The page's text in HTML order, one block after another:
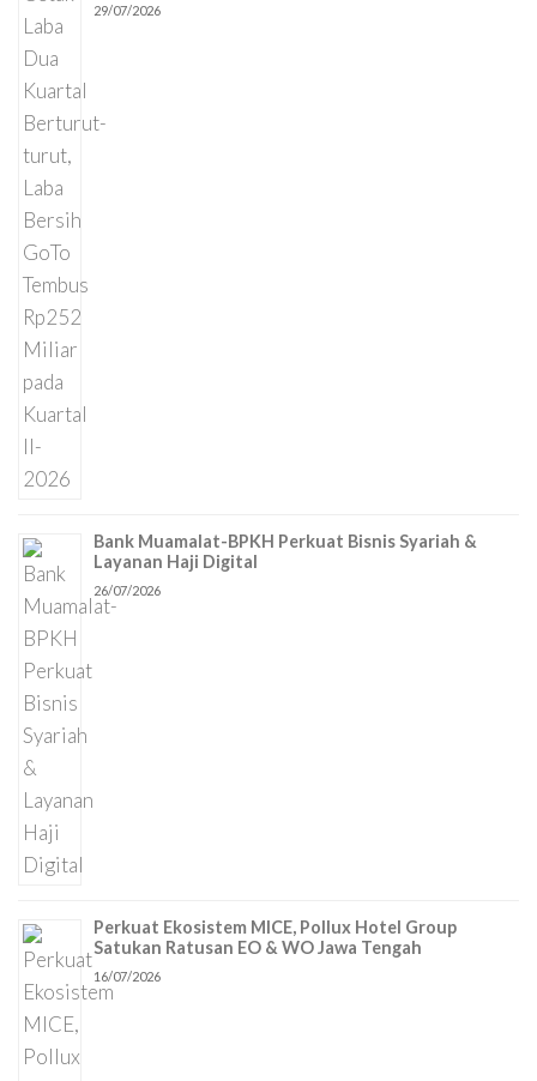
29/07/2026
Bank Muamalat-BPKH Perkuat Bisnis Syariah &
Layanan Haji Digital
26/07/2026
Perkuat Ekosistem MICE, Pollux Hotel Group
Satukan Ratusan EO & WO Jawa Tengah
16/07/2026